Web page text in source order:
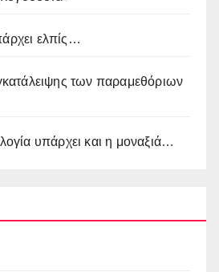
ελπίς…
των παραμεθόριων
υπάρχει και η μοναξιά…